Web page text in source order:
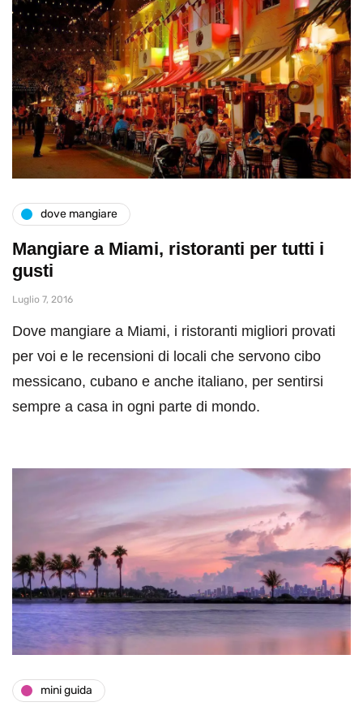
dove mangiare
Mangiare a Miami, ristoranti per tutti i
gusti
Luglio 7, 2016
Dove mangiare a Miami, i ristoranti migliori provati
per voi e le recensioni di locali che servono cibo
messicano, cubano e anche italiano, per sentirsi
sempre a casa in ogni parte di mondo.
mini guida